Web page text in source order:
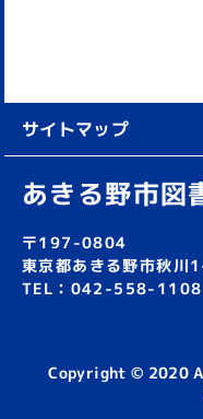
サイトマップ
あきる野市図
〒197-0804
東京都あきる野市秋
TEL：042-558-1108
Copyright © 2020